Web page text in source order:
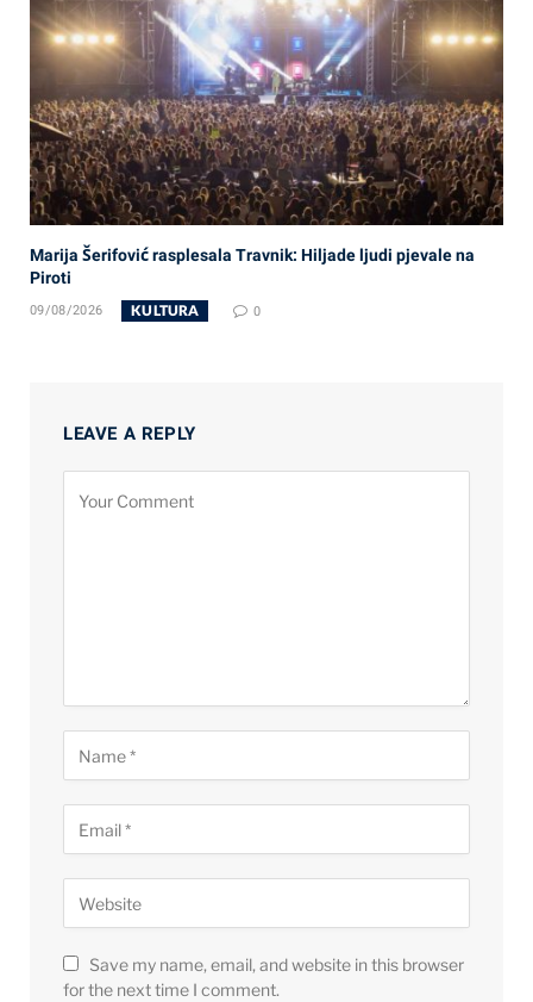
Marija Šerifović rasplesala Travnik: Hiljade ljudi pjevale na
Piroti
09/08/2026 KULTURA 0
LEAVE A REPLY
Save my name, email, and website in this browser
for the next time I comment.